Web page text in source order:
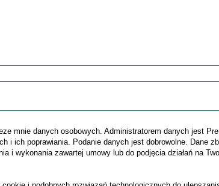
mnie danych osobowych. Administratorem danych jest
i ich poprawiania. Podanie danych jest dobrowolne. Dane
i wykonania zawartej umowy lub do podjęcia działań na